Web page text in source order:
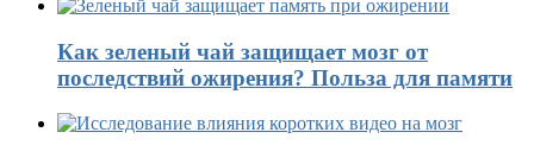
Как зеленый чай защищает мозг от
последствий ожирения? Польза для памяти